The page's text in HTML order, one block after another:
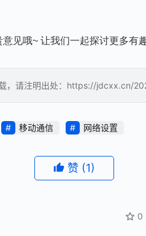
见哦~ 让我们一起探讨更多有
，请注明出处：https://jdcxx.cn/
移动通信 网络设置
赞 (1)
0